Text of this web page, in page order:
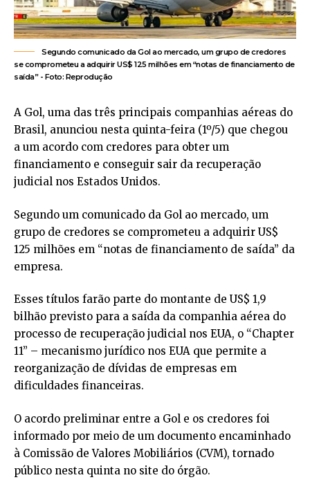
Segundo comunicado da Gol ao mercado, um grupo de credores
se comprometeu a adquirir US$ 125 milhões em “notas de financiamento de
saída” - Foto: Reprodução
A Gol, uma das três principais companhias aéreas do
Brasil, anunciou nesta quinta-feira (1º/5) que chegou
a um acordo com credores para obter um
financiamento e conseguir sair da recuperação
judicial nos Estados Unidos.
Segundo um comunicado da Gol ao mercado, um
grupo de credores se comprometeu a adquirir US$
125 milhões em “notas de financiamento de saída” da
empresa.
Esses títulos farão parte do montante de US$ 1,9
bilhão previsto para a saída da companhia aérea do
processo de recuperação judicial nos EUA, o “Chapter
11” – mecanismo jurídico nos EUA que permite a
reorganização de dívidas de empresas em
dificuldades financeiras.
O acordo preliminar entre a Gol e os credores foi
informado por meio de um documento encaminhado
à Comissão de Valores Mobiliários (CVM), tornado
público nesta quinta no site do órgão.